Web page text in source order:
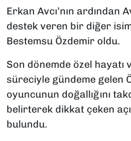
Erkan Avcı’nın ardından
destek veren bir diğer
Bestemsu Özdemir oldu.
Son dönemde özel hayatı
süreciyle gündeme gelen
oyuncunun doğallığını
belirterek dikkat çeken
bulundu.